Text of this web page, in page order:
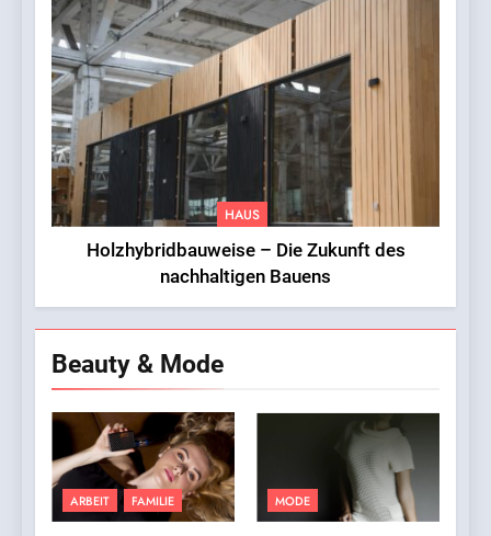
HAUS
Holzhybridbauweise – Die Zukunft des
nachhaltigen Bauens
Beauty & Mode
ARBEIT FAMILIE MODE